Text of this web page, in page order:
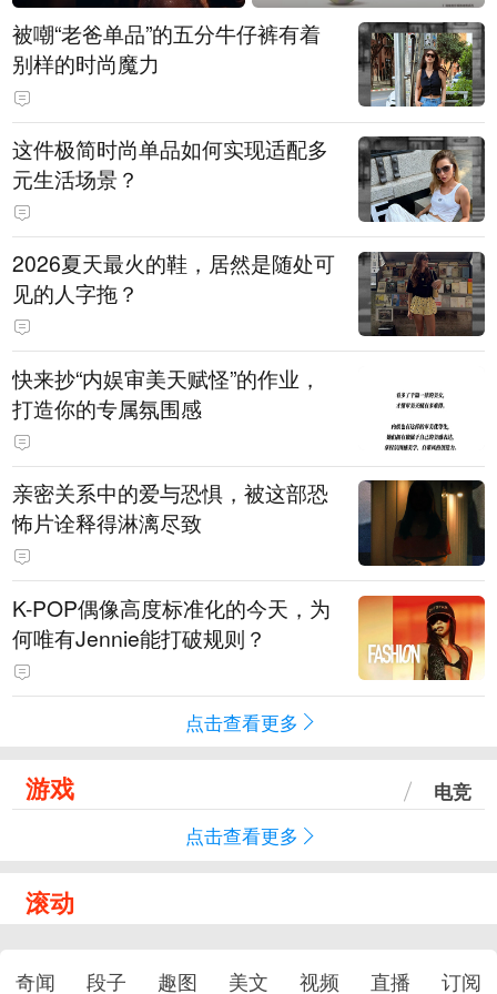
被嘲“老爸单品”的五分牛仔裤有着
别样的时尚魔力
这件极简时尚单品如何实现适配多
元生活场景？
2026夏天最火的鞋，居然是随处可
见的人字拖？
快来抄“内娱审美天赋怪”的作业，
打造你的专属氛围感
亲密关系中的爱与恐惧，被这部恐
怖片诠释得淋漓尽致
K-POP偶像高度标准化的今天，为
何唯有Jennie能打破规则？
点击查看更多
游戏 电竞
点击查看更多
滚动
奇闻 段子 趣图 美文 视频 直播 订阅